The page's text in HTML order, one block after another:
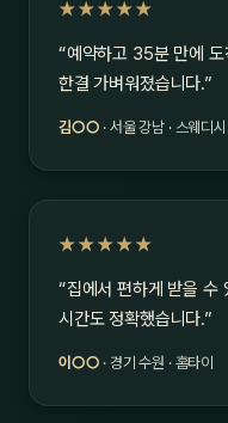
★★★★★
“예약하고 35분 만에
한결 가벼워졌습니다.”
김○○ · 서울 강남 · 스웨디시
★★★★★
“집에서 편하게 받을 수
시간도 정확했습니다.”
이○○ · 경기 수원 · 홈타이